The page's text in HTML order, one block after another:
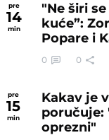
pre
14
min
"Ne širi
kuće”:
Popare i
0 0
pre
15
min
Kakav je
poručuje:
oprezni"